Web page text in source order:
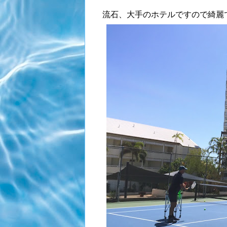
流石、大手のホテルですので綺麗